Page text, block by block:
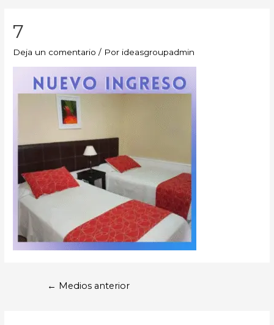
7
Deja un comentario / Por ideasgroupadmin
← Medios anterior